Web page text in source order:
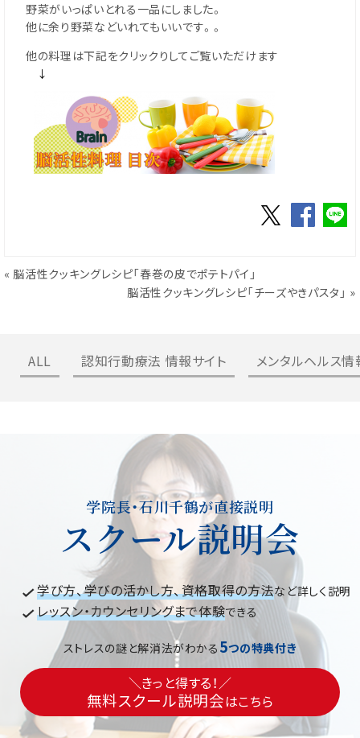
野菜がいっぱいとれる一品にしました。
他に余り野菜などいれてもいいです。。
他の料理は下記をクリックりしてご覧いただけます
↓
« 脳活性クッキングレシピ「春巻の皮でポテトパイ」
脳活性クッキングレシピ「チーズやきパスタ」 »
ALL 認知行動療法 情報サイト メンタルヘルス
学院長・石川千鶴が直接説明
スクール説明会
学び方、学びの活かし方、資格取得の方法など詳しく説明
レッスン・カウンセリングまで体験できる
ストレスの謎と解消法がわかる 5つの特典付き
＼きっと得する！／
無料スクール説明会はこちら